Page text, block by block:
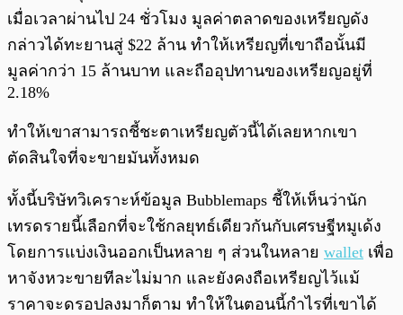
เมื่อเวลาผ่านไป 24 ชั่วโมง มูลค่าตลาดของเหรียญดัง
กล่าวได้ทะยานสู่ $22 ล้าน ทำให้เหรียญที่เขาถือนั้นมี
มูลค่ากว่า 15 ล้านบาท และถืออุปทานของเหรียญอยู่ที่
2.18%
ทำให้เขาสามารถชี้ชะตาเหรียญตัวนี้ได้เลยหากเขา
ตัดสินใจที่จะขายมันทั้งหมด
ทั้งนี้บริษัทวิเคราะห์ข้อมูล Bubblemaps ชี้ให้เห็นว่านัก
เทรดรายนี้เลือกที่จะใช้กลยุทธ์เดียวกันกับเศรษฐีหมูเด้ง
โดยการแบ่งเงินออกเป็นหลาย ๆ ส่วนในหลาย wallet เพื่อ
หาจังหวะขายทีละไม่มาก และยังคงถือเหรียญไว้แม้
ราคาจะดรอปลงมาก็ตาม ทำให้ในตอนนี้กำไรที่เขาได้